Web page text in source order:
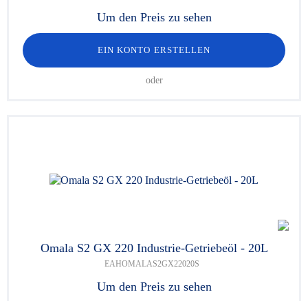
Um den Preis zu sehen
EIN KONTO ERSTELLEN
oder
Omala S2 GX 220 Industrie-Getriebeöl - 20L
EAHOMALAS2GX22020S
Um den Preis zu sehen